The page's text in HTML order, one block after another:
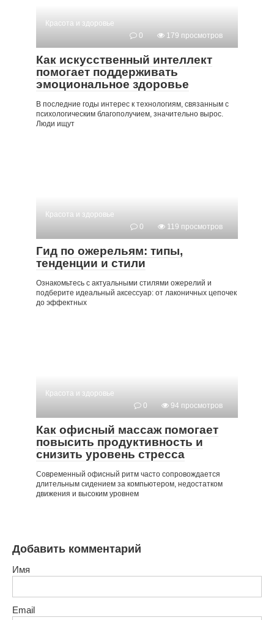
Красота и здоровье
0
179 просмотров
Как искусственный интеллект
помогает поддерживать
эмоциональное здоровье
В последние годы интерес к технологиям, связанным с
психологическим благополучием, значительно вырос.
Люди ищут
Красота и здоровье
0
119 просмотров
Гид по ожерельям: типы,
тенденции и стили
Ознакомьтесь с актуальными стилями ожерелий и
подберите идеальный аксессуар: от лаконичных цепочек
до эффектных
Красота и здоровье
0
94 просмотров
Как офисный массаж помогает
повысить продуктивность и
снизить уровень стресса
Современный офисный ритм часто сопровождается
длительным сидением за компьютером, недостатком
движения и высоким уровнем
Добавить комментарий
Имя
Email